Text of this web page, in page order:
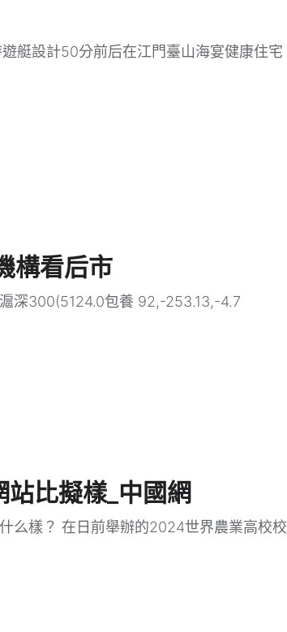
艇設計50分前后在江門臺山海宴健康住宅
構看后市
深300(5124.0包養 92,-253.13,-4.7
比擬樣_中國網
么樣？ 在日前舉辦的2024世界農業高校校